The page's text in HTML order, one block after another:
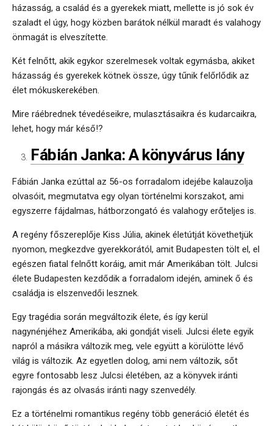
házasság, a család és a gyerekek miatt, mellette is jó sok év
szaladt el úgy, hogy közben barátok nélkül maradt és valahogy
önmagát is elveszítette.
Két felnőtt, akik egykor szerelmesek voltak egymásba, akiket
házasság és gyerekek kötnek össze, úgy tűnik felőrlődik az
élet mókuskerekében.
Mire ráébrednek tévedéseikre, mulasztásaikra és kudarcaikra,
lehet, hogy már késő!?
Fábián Janka: A könyvárus lány
Fábián Janka ezúttal az 56-os forradalom idejébe kalauzolja
olvasóit, megmutatva egy olyan történelmi korszakot, ami
egyszerre fájdalmas, hátborzongató és valahogy erőteljes is.
A regény főszereplője Kiss Júlia, akinek életútját követhetjük
nyomon, megkezdve gyerekkorától, amit Budapesten tölt el, el
egészen fiatal felnőtt koráig, amit már Amerikában tölt. Julcsi
élete Budapesten kezdődik a forradalom idején, aminek ő és
családja is elszenvedői lesznek.
Egy tragédia során megváltozik élete, és így kerül
nagynénjéhez Amerikába, aki gondját viseli. Julcsi élete egyik
napról a másikra változik meg, vele együtt a körülötte lévő
világ is változik. Az egyetlen dolog, ami nem változik, sőt
egyre fontosabb lesz Julcsi életében, az a könyvek iránti
rajongás és az olvasás iránti nagy szenvedély.
Ez a történelmi romantikus regény több generáció életét és